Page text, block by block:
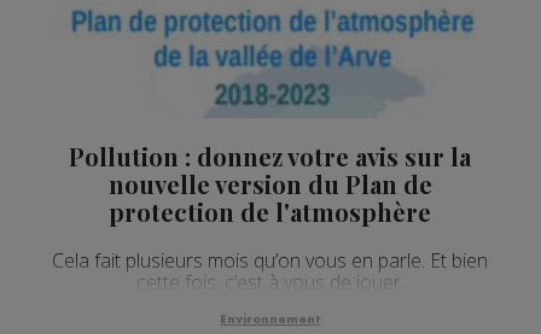
Pollution : donnez votre avis sur la
nouvelle version du Plan de
protection de l'atmosphère
Cela fait plusieurs mois qu’on vous en parle. Et bien
cette fois, c’est à vous de jouer.
Environnement